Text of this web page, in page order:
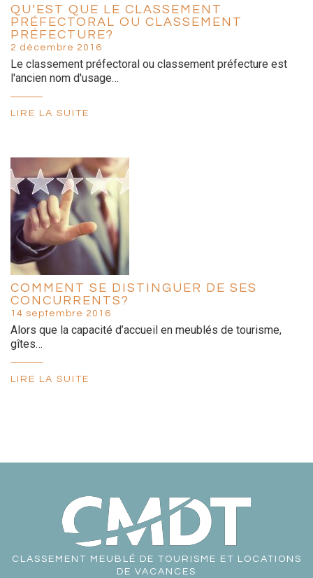
QU’EST QUE LE CLASSEMENT
PRÉFECTORAL OU CLASSEMENT
PRÉFECTURE?
2 décembre 2016
Le classement préfectoral ou classement préfecture est
l'ancien nom d'usage…
LIRE LA SUITE
COMMENT SE DISTINGUER DE SES
CONCURRENTS?
14 septembre 2016
Alors que la capacité d’accueil en meublés de tourisme,
gîtes…
LIRE LA SUITE
CLASSEMENT MEUBLÉ DE TOURISME ET LOCATIONS
DE VACANCES